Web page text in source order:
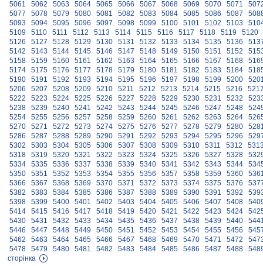
5061
5062 5063 5064 5065 5066 5067 5068 5069 5070 5071
5077
5078 5079 5080 5081 5082 5083 5084 5085 5086 5087
5093
5094 5095 5096 5097 5098 5099 5100 5101 5102 5103
5109
5110 5111 5112 5113 5114 5115 5116 5117 5118 5119
5120
5126
5127 5128 5129 5130 5131 5132 5133 5134 5135 5136
5142
5143 5144 5145 5146 5147 5148 5149 5150 5151 5152
5158
5159 5160 5161 5162 5163 5164 5165 5166 5167 5168
5174
5175 5176 5177 5178 5179 5180 5181 5182 5183 5184
5190
5191 5192 5193 5194 5195 5196 5197 5198 5199 5200
5206
5207 5208 5209 5210 5211 5212 5213 5214 5215 5216
5222
5223 5224 5225 5226 5227 5228 5229 5230 5231 5232
5238
5239 5240 5241 5242 5243 5244 5245 5246 5247 5248
5254
5255 5256 5257 5258 5259 5260 5261 5262 5263 5264
5270
5271 5272 5273 5274 5275 5276 5277 5278 5279 5280
5286
5287 5288 5289 5290 5291 5292 5293 5294 5295 5296
5302
5303 5304 5305 5306 5307 5308 5309 5310 5311 5312
5318
5319 5320 5321 5322 5323 5324 5325 5326 5327 5328
5334
5335 5336 5337 5338 5339 5340 5341 5342 5343 5344
5350
5351 5352 5353 5354 5355 5356 5357 5358 5359 5360
5366
5367 5368 5369 5370 5371 5372 5373 5374 5375 5376
5382
5383 5384 5385 5386 5387 5388 5389 5390 5391 5392
5398
5399 5400 5401 5402 5403 5404 5405 5406 5407 5408
5414
5415 5416 5417 5418 5419 5420 5421 5422 5423 5424
5430
5431 5432 5433 5434 5435 5436 5437 5438 5439 5440
5446
5447 5448 5449 5450 5451 5452 5453 5454 5455 5456
5462
5463 5464 5465 5466 5467 5468 5469 5470 5471 5472
5478
5479 5480 5481 5482 5483 5484 5485 5486 5487 5488
сторінка